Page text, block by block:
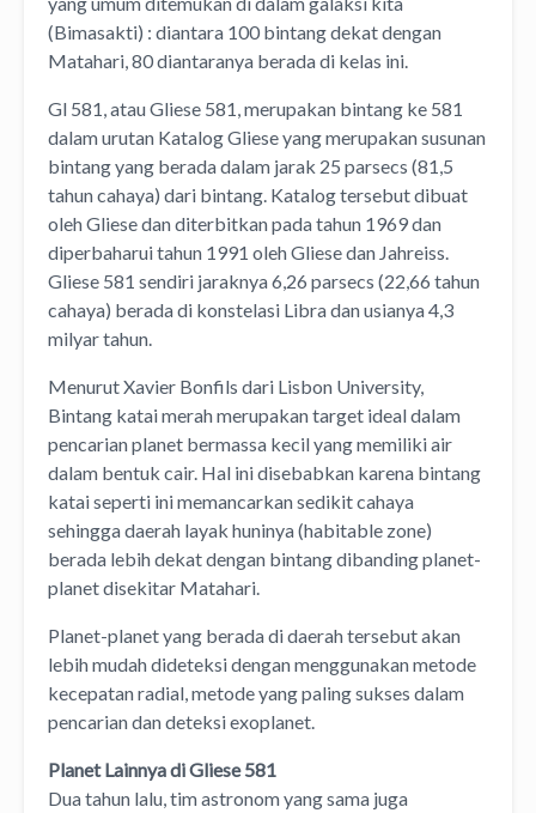
(Bimasakti) : diantara 100 bintang dekat dengan
Matahari, 80 diantaranya berada di kelas ini.
Gl 581, atau Gliese 581, merupakan bintang ke 581
dalam urutan Katalog Gliese yang merupakan susunan
bintang yang berada dalam jarak 25 parsecs (81,5
tahun cahaya) dari bintang. Katalog tersebut dibuat
oleh Gliese dan diterbitkan pada tahun 1969 dan
diperbaharui tahun 1991 oleh Gliese dan Jahreiss.
Gliese 581 sendiri jaraknya 6,26 parsecs (22,66 tahun
cahaya) berada di konstelasi Libra dan usianya 4,3
milyar tahun.
Menurut Xavier Bonfils dari Lisbon University,
Bintang katai merah merupakan target ideal dalam
pencarian planet bermassa kecil yang memiliki air
dalam bentuk cair. Hal ini disebabkan karena bintang
katai seperti ini memancarkan sedikit cahaya
sehingga daerah layak huninya (habitable zone)
berada lebih dekat dengan bintang dibanding planet-
planet disekitar Matahari.
Planet-planet yang berada di daerah tersebut akan
lebih mudah dideteksi dengan menggunakan metode
kecepatan radial, metode yang paling sukses dalam
pencarian dan deteksi exoplanet.
Planet Lainnya di Gliese 581
Dua tahun lalu, tim astronom yang sama juga